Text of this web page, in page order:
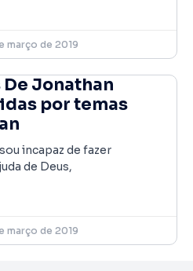
março de 2019
Jonathan
por temas
incapaz de fazer
de Deus,
março de 2019